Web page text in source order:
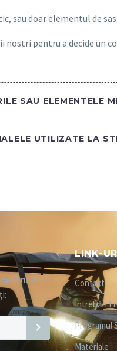
sau doar elementul de
nostri pentru a decide un
SAU ELEMENTELE
UTILIZATE LA
a fi
LINK-
Contact
Întrebări
Programul
Materiale